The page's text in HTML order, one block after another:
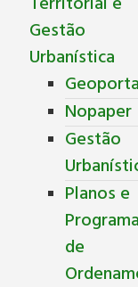
Gestão
Urbanística
Nopaper
Gestão
Planos e
de